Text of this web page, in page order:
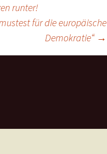
runter!
für die europäische
Demokratie“ →